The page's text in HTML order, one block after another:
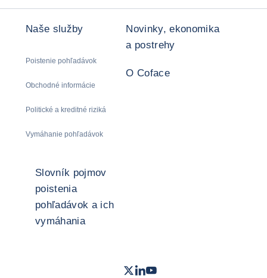
Naše služby
Poistenie pohľadávok
Obchodné informácie
Politické a kreditné riziká
Vymáhanie pohľadávok
Novinky, ekonomika
a postrehy
O Coface
Slovník pojmov
poistenia
pohľadávok a ich
vymáhania
Twitter- Coface
LinkedIn
Youtube